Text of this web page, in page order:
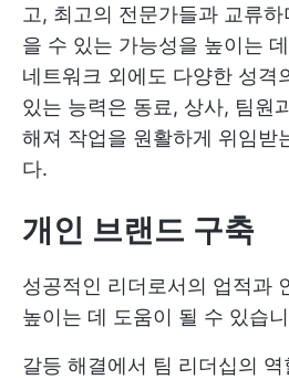
고, 최고의 전문가들과 교류
을 수 있는 가능성을 높이는
네트워크 외에도 다양한 성격
있는 능력은 동료, 상사, 팀원
해져 작업을 원활하게 위임받
다.
개인 브랜드 구축
성공적인 리더로서의 업적과
높이는 데 도움이 될 수 있습
갈등 해결에서 팀 리더십의